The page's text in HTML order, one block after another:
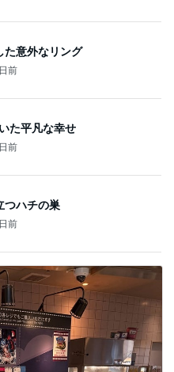
た意外なリング
前
た平凡な幸せ
前
つハチの巣
前